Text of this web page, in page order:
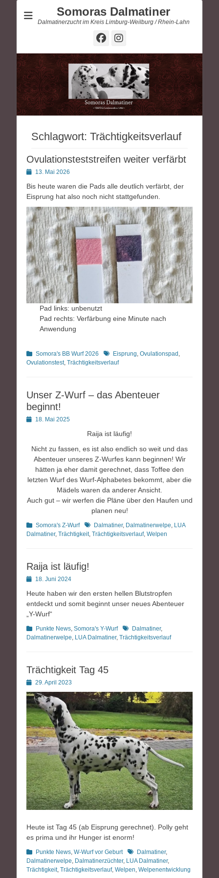
Somoras Dalmatiner
Dalmatinerzucht im Kreis Limburg-Weilburg / Rhein-Lahn
Facebook
Instagram
Schlagwort: Trächtigkeitsverlauf
Ovulationsteststreifen weiter verfärbt
Posted13. Mai 2026
Bis heute waren die Pads alle deutlich verfärbt, der
Eisprung hat also noch nicht stattgefunden.
Pad links: unbenutzt
Pad rechts: Verfärbung eine Minute nach
Anwendung
Kategorien
Somora's BB Wurf 2026 Schlagworte
Eisprung Ovulationspad
Ovulationstest, Trächtigkeitsverlauf
Unser Z-Wurf – das Abenteuer
beginnt!
Posted18. Mai 2025
Raija ist läufig!
Nicht zu fassen, es ist also endlich so weit und das
Abenteuer unseres Z-Wurfes kann beginnen! Wir
hätten ja eher damit gerechnet, dass Toffee den
letzten Wurf des Wurf-Alphabetes bekommt, aber die
Mädels waren da anderer Ansicht.
Auch gut – wir werfen die Pläne über den Haufen und
planen neu!
Kategorien
Somora's Z-Wurf Schlagworte
Dalmatiner, Dalmatinerwelpe LUA
Dalmatiner, Trächtigkeit, Trächtigkeitsverlauf, Welpen
Raija ist läufig!
Posted18. Juni 2024
Heute haben wir den ersten hellen Blutstropfen
entdeckt und somit beginnt unser neues Abenteuer
„Y-Wurf“
Kategorien
Punkte News Somora's Y-Wurf Schlagworte
Dalmatiner,
Dalmatinerwelpe LUA Dalmatiner, Trächtigkeitsverlauf
Trächtigkeit Tag 45
Posted
on
29. April 2023
Heute ist Tag 45 (ab Eisprung gerechnet). Polly geht
es prima und ihr Hunger ist enorm!
Kategorien
Punkte News, W-Wurf vor Geburt Schlagworte
Dalmatiner,
Dalmatinerwelpe, Dalmatinerzüchter, LUA Dalmatiner,
Trächtigkeit, Trächtigkeitsverlauf, Welpen, Welpenentwicklung